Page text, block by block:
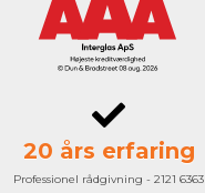
20 års erfaring
Professionel rådgivning - 2121 6363